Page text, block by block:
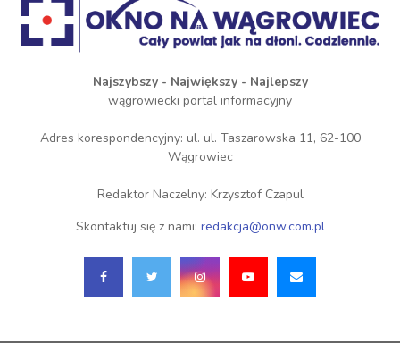
Najszybszy - Największy - Najlepszy
wągrowiecki portal informacyjny
Adres korespondencyjny: ul. ul. Taszarowska 11, 62-100
Wągrowiec
Redaktor Naczelny: Krzysztof Czapul
Skontaktuj się z nami: redakcja@onw.com.pl